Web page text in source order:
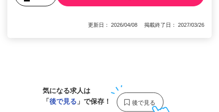
更新日： 2026/04/08 掲載終了日： 2027/03/26
気になる求人は
「後で見る 」で保存！